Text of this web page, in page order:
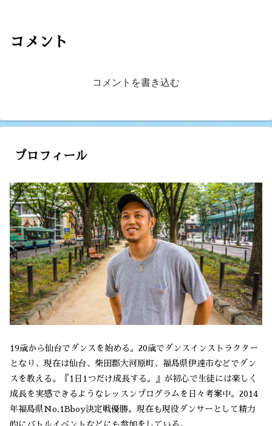
コメント
コメントを書き込む
プロフィール
19歳から仙台でダンスを始める。20歳でダンスインストラクター
となり、現在は仙台、柴田郡大河原町、福島県伊達市などでダン
スを教える。『1日1つだけ成長する。』が初心で生徒には楽しく
成長を実感できるようなレッスンプログラムを日々考案中。2014
年福島県No.1Bboy決定戦優勝。現在も現役ダンサーとして精力
的にバトルイベントなどにも参加をしている。